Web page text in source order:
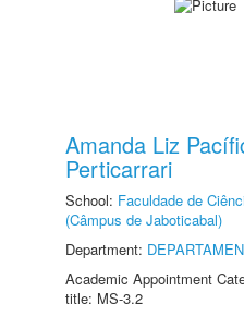
Amanda Liz
Perticarrari
School: Faculdade de
(Câmpus de Jaboticabal)
Department:
Academic Appointment
title: MS-3.2